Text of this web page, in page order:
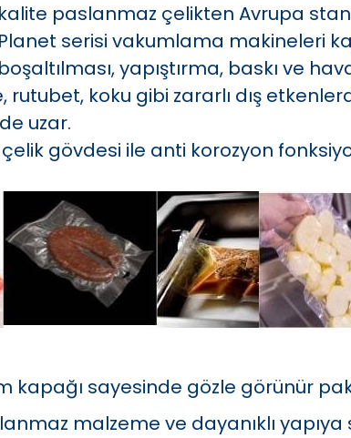
paslanmaz çelikten Avrupa
serisi vakumlama makineleri
yapıştırma, baskı ve
koku gibi zararlı dış
uzar.
gövdesi ile anti korozyon
kapağı sayesinde gözle görünür
malzeme ve dayanıklı yapıya